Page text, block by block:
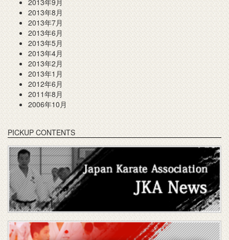
2013年9月
2013年8月
2013年7月
2013年6月
2013年5月
2013年4月
2013年2月
2013年1月
2012年6月
2011年8月
2006年10月
PICKUP CONTENTS